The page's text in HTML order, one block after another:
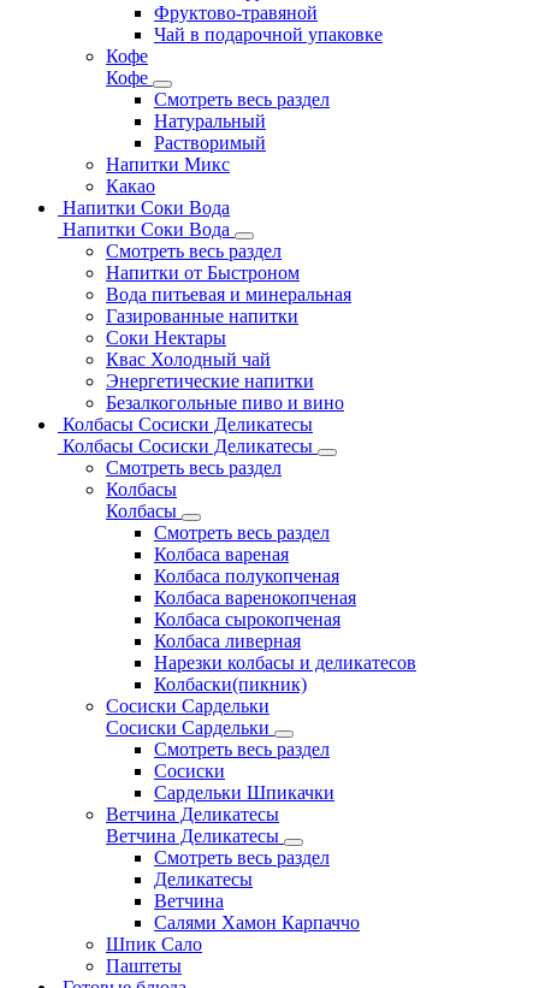
Фруктово-травяной
Чай в подарочной упаковке
Кофе
Кофе
Смотреть весь раздел
Натуральный
Растворимый
Напитки Микс
Какао
Напитки Соки Вода
Напитки Соки Вода
Смотреть весь раздел
Напитки от Быстроном
Вода питьевая и минеральная
Газированные напитки
Соки Нектары
Квас Холодный чай
Энергетические напитки
Безалкогольные пиво и вино
Колбасы Сосиски Деликатесы
Колбасы Сосиски Деликатесы
Смотреть весь раздел
Колбасы
Колбасы
Смотреть весь раздел
Колбаса вареная
Колбаса полукопченая
Колбаса варенокопченая
Колбаса сырокопченая
Колбаса ливерная
Нарезки колбасы и деликатесов
Колбаски(пикник)
Сосиски Сардельки
Сосиски Сардельки
Смотреть весь раздел
Сосиски
Сардельки Шпикачки
Ветчина Деликатесы
Ветчина Деликатесы
Смотреть весь раздел
Деликатесы
Ветчина
Салями Хамон Карпаччо
Шпик Сало
Паштеты